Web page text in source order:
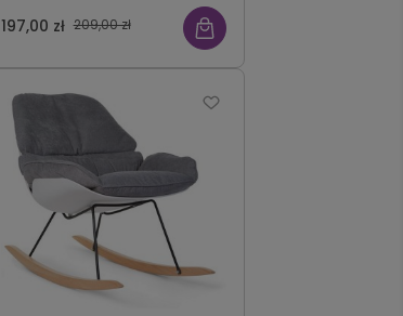
Bravado
197,00 zł 209,00 zł